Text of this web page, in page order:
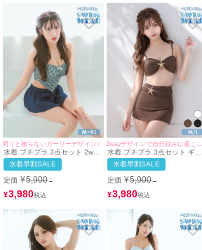
周りと被らないガーリーデザイン♪
水着 プチプラ 3点セット 2way
セット 体型カバー ハイウエス
ト チェック柄 カジュアル ギン
ガムチェック リボン タンキニ
スカートタイプ 洋服みたいな
緑 グリーン ネイビー (ちぴた
ん着用/M~XLサイズ対応) |
水着早割SALE
定価 ¥5,900→
¥3,980
水着 プチプラ 3点セット ギャ
ル 2way セット ハイウエスト
ヘルシー 脚カバー スカートタ
イプ ヒトデ 体型カバー 茶色
ブラウン ビキニ (M~Lサイズ対
応) | myMinette/マイミネット
水着早割SALE
定価 ¥5,900→
¥3,980